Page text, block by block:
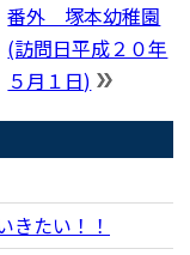
番外 塚本幼稚園
(訪問日平成２０年
５月１日)
きたい！！